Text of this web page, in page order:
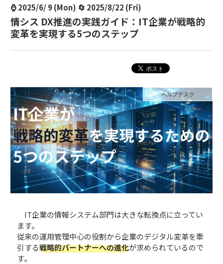
⌚ 2025/6/ 9 (Mon) 🔄 2025/8/22 (Fri)
情シス DX推進の実践ガイド：IT企業が戦略的
変革を実現する5つのステップ
ヘルプデスク
IT企業の情報システム部門は大きな転換点に立ってい
ます。
従来の運用管理中心の役割から企業のデジタル変革を牽
引する戦略的パートナーへの進化が求められているので
す。